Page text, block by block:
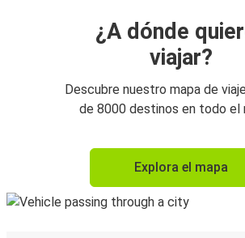
¿A dónde
viajar?
Descubre nuestro mapa de
de 8000 destinos en todo el
Explora el mapa